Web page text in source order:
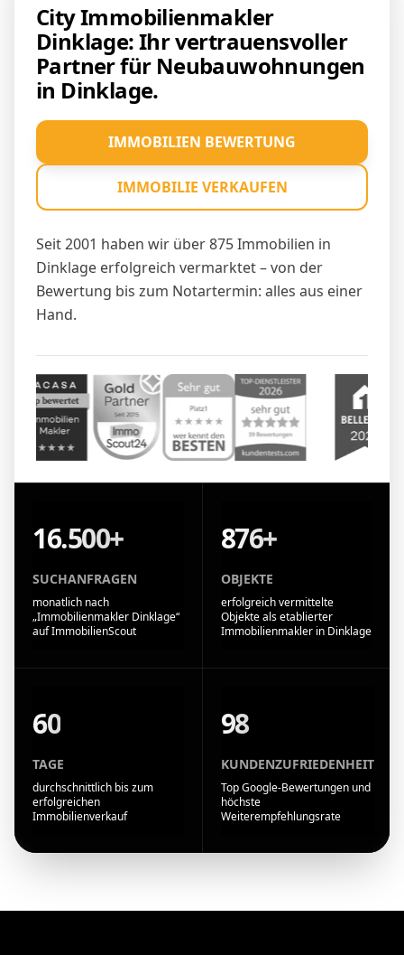
City Immobilienmakler
Dinklage: Ihr vertrauensvoller
Partner für Neubauwohnungen
in Dinklage.
Seit 2001 haben wir über 875 Immobilien in
Dinklage erfolgreich vermarktet – von der
Bewertung bis zum Notartermin: alles aus einer
Hand.
IMMOBILIEN BEWERTUNG
IMMOBILIE VERKAUFEN
16.500+
SUCHANFRAGEN
monatlich nach
„Immobilienmakler Dinklage“
auf ImmobilienScout
876+
OBJEKTE
erfolgreich vermittelte
Objekte als etablierter
Immobilienmakler in Dinklage
60
TAGE
durchschnittlich bis zum
erfolgreichen
Immobilienverkauf
98
KUNDENZUFRIEDENHEIT
Top Google-Bewertungen und
höchste
Weiterempfehlungsrate